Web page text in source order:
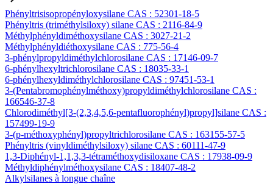
Phényltrisisopropényloxysilane CAS : 52301-18-5
Phényltris (triméthylsiloxy) silane CAS : 2116-84-9
Méthylphényldiméthoxysilane CAS : 3027-21-2
Méthylphényldiéthoxysilane CAS : 775-56-4
3-phénylpropyldiméthylchlorosilane CAS : 17146-09-7
6-phénylhexyltrichlorosilane CAS : 18035-33-1
6-phénylhexyldiméthylchlorosilane CAS : 97451-53-1
3-(Pentabromophénylméthoxy)propyldiméthylchlorosilane CAS :
166546-37-8
Chlorodiméthyl[3-(2,3,4,5,6-pentafluorophényl)propyl]silane CAS :
157499-19-9
3-(p-méthoxyphényl)propyltrichlorosilane CAS : 163155-57-5
Phényltris (vinyldiméthylsiloxy) silane CAS : 60111-47-9
1,3-Diphényl-1,1,3,3-tétraméthoxydisiloxane CAS : 17938-09-9
Méthyldiphénylméthoxysilane CAS : 18407-48-2
Alkylsilanes à longue chaîne